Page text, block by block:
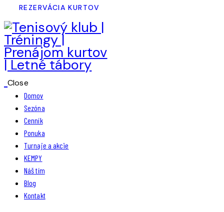
REZERVÁCIA KURTOV
Close
Domov
Sezóna
Cenník
Ponuka
Turnaje a akcie
KEMPY
Náš tím
Blog
Kontakt